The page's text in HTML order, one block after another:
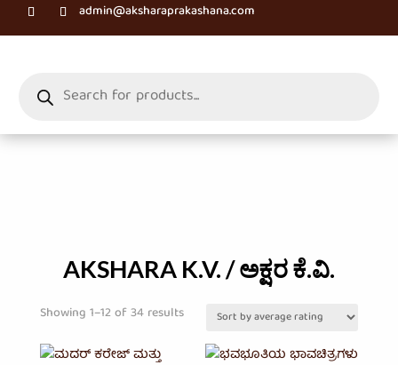
admin@aksharaprakashana.com
search
AKSHARA K.V. / ಅಕ್ಷರ ಕೆ.ವಿ.
Showing 1–12 of 34 resultsSorted
average